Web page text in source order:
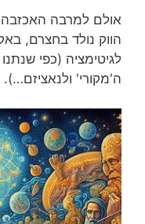
אולם למרבה
הווק נולד בחצרם,
לגיטימציה (כפי
ה'מקורי' ולנאציזם…).